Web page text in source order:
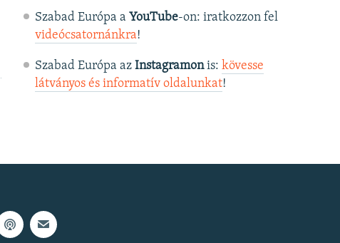
Szabad Európa a YouTube-on: iratkozzon fel
videócsatornánkra!
Szabad Európa az Instagramonis: kövesse
látványos és informatív oldalunkat! ​